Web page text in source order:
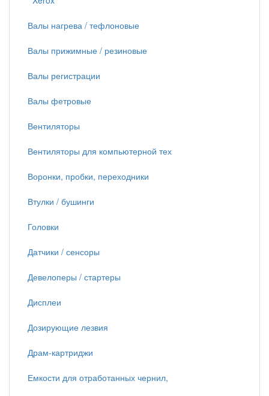
Валы нагрева / тефлоновые
Валы прижимные / резиновые
Валы регистрации
Валы фетровые
Вентиляторы
Вентиляторы для компьютерной тех
Воронки, пробки, переходники
Втулки / бушинги
Головки
Датчики / сенсоры
Девелоперы / стартеры
Дисплеи
Дозирующие лезвия
Драм-картриджи
Емкости для отработанных чернил,